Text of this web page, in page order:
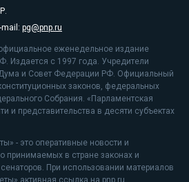
pg@pnp.ru
еженедельное издание
Издается с 1997 года. Учредители
Дума и Совет Федерации РФ. Официальный
законов, федеральных
Собрания. «Парламентская
и представительства в десяти субъектах
- это оперативные новости и
принимаемых в стране законах и
При использовании материалов
активная ссылка на pnp.ru